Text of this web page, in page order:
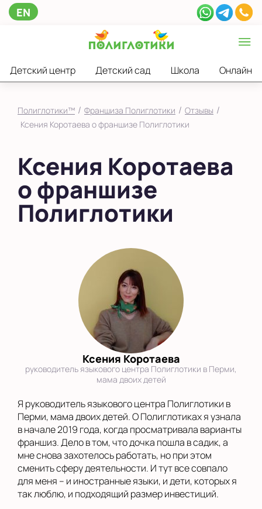
EN
Детский центр Детский сад Школа Онлайн
Полиглотики™ / Франшиза Полиглотики / Отзывы /
Ксения Коротаева о франшизе Полиглотики
Ксения Коротаева
о франшизе
Полиглотики
Ксения Коротаева
руководитель языкового центра Полиглотики в Перми,
мама двоих детей
Я руководитель языкового центра Полиглотики в
Перми, мама двоих детей. О Полиглотиках я узнала
в начале 2019 года, когда просматривала варианты
франшиз. Дело в том, что дочка пошла в садик, а
мне снова захотелось работать, но при этом
сменить сферу деятельности. И тут все совпало
для меня – и иностранные языки, и дети, которых я
так люблю, и подходящий размер инвестиций.